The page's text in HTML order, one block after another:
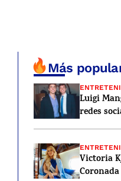
Más
Luigi
redes
Victoria